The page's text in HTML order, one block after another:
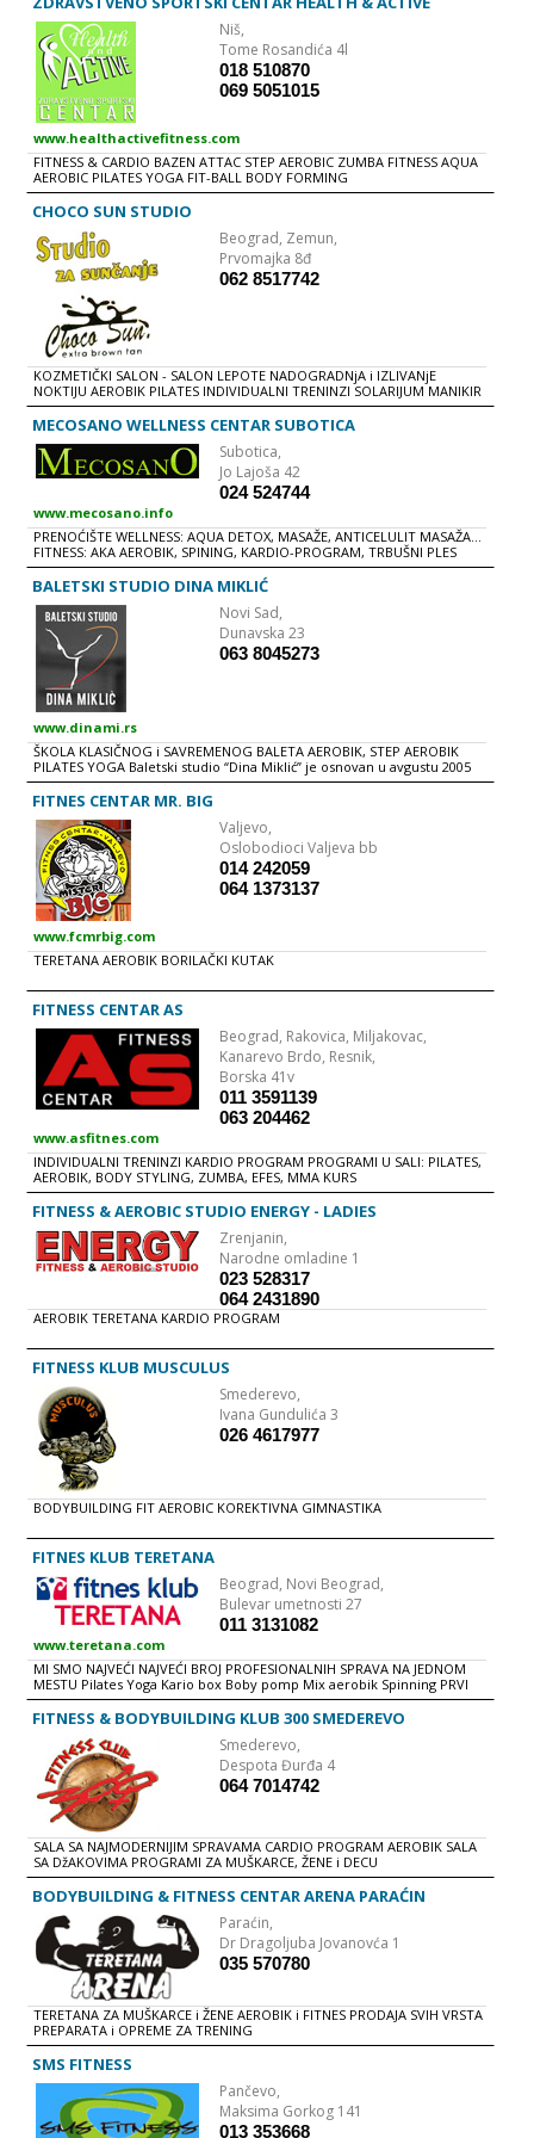
Niš,
Tome Rosandića 4l
018 510870
069 5051015
www.healthactivefitness.com
FITNESS & CARDIO BAZEN ATTAC STEP AEROBIC ZUMBA FITNESS AQUA
AEROBIC PILATES YOGA FIT-BALL BODY FORMING
CHOCO SUN STUDIO
Beograd, Zemun,
Prvomajka 8đ
062 8517742
KOZMETIČKI SALON - SALON LEPOTE NADOGRADNjA i IZLIVANjE
NOKTIJU AEROBIK PILATES INDIVIDUALNI TRENINZI SOLARIJUM MANIKIR
i PEDIKIR ZUMBA RADNO VREME radnim danima i subotom 9 - 22h
nedeljom 9 - 17h
MECOSANO WELLNESS CENTAR SUBOTICA
Subotica,
Jo Lajoša 42
024 524744
www.mecosano.info
PRENOĆIŠTE WELLNESS: AQUA DETOX, MASAŽE, ANTICELULIT MASAŽA...
FITNESS: AKA AEROBIK, SPINING, KARDIO-PROGRAM, TRBUŠNI PLES
SQUASH
BALETSKI STUDIO DINA MIKLIĆ
Novi Sad,
Dunavska 23
063 8045273
www.dinami.rs
ŠKOLA KLASIČNOG i SAVREMENOG BALETA AEROBIK, STEP AEROBIK
PILATES YOGA Baletski studio “Dina Miklić” je osnovan u avgustu 2005
godine. Program baletskog studia obuhvata savladavanje i
usavršavanje osnova: klasičnog i savremenog baleta kao i mogućnost
klasičnom i savremenom muzikom, deca će imati mogućnost da
razviju koordinaciju pokreta, pravilno držanje tela, osećaj za prostor i
muzikalnost. U zavisnosti od uzrasta i sposobnosti deca su
raspoređena u grupe od: 3-6; 7-10 ;11-14 i 15-18 godina. Takođe naš
program nudi odraslima časove kao što su: rekreativne vežbe (za
mame), rekreacije za zene (srednjih godina), aerobik, step aerobik,
pilates, yoga...
FITNES CENTAR MR. BIG
Valjevo,
Oslobodioci Valjeva bb
014 242059
064 1373137
www.fcmrbig.com
TERETANA AEROBIK BORILAČKI KUTAK
FITNESS CENTAR AS
Beograd, Rakovica, Miljakovac,
Kanarevo Brdo, Resnik,
Borska 41v
011 3591139
063 204462
www.asfitnes.com
INDIVIDUALNI TRENINZI KARDIO PROGRAM PROGRAMI U SALI: PILATES,
AEROBIK, BODY STYLING, ZUMBA, EFES, MMA KURS
FITNESS & AEROBIC STUDIO ENERGY - LADIES
Zrenjanin,
Narodne omladine 1
023 528317
064 2431890
AEROBIK TERETANA KARDIO PROGRAM
FITNESS KLUB MUSCULUS
Smederevo,
Ivana Gundulića 3
026 4617977
BODYBUILDING FIT AEROBIC KOREKTIVNA GIMNASTIKA
FITNES KLUB TERETANA
Beograd, Novi Beograd,
Bulevar umetnosti 27
011 3131082
www.teretana.com
MI SMO NAJVEĆI NAJVEĆI BROJ PROFESIONALNIH SPRAVA NA JEDNOM
MESTU Pilates Yoga Kario box Boby pomp Mix aerobik Spinning PRVI
PUT U SRBIJI - KETTLEBELL TRENING Nudimo Vam: Besplatnu početnu
konsultaciju sa trenerom Aerobik - dva besplatna početna treninga
dinara bez doplate za kardio sprave i bez termina! Površina 1000m2
Stručno osoblje Personalni treninzi Pripreme profesionlanih sportista
Dođite i uverite se da može i drugačije!
FITNESS & BODYBUILDING KLUB 300 SMEDEREVO
Smederevo,
Despota Đurđa 4
064 7014742
SALA SA NAJMODERNIJIM SPRAVAMA CARDIO PROGRAM AEROBIK SALA
SA DžAKOVIMA PROGRAMI ZA MUŠKARCE, ŽENE i DECU
BODYBUILDING & FITNESS CENTAR ARENA PARAĆIN
Paraćin,
Dr Dragoljuba Jovanovća 1
035 570780
TERETANA ZA MUŠKARCE i ŽENE AEROBIK i FITNES PRODAJA SVIH VRSTA
PREPARATA i OPREME ZA TRENING
SMS FITNESS
Pančevo,
Maksima Gorkog 141
013 353668